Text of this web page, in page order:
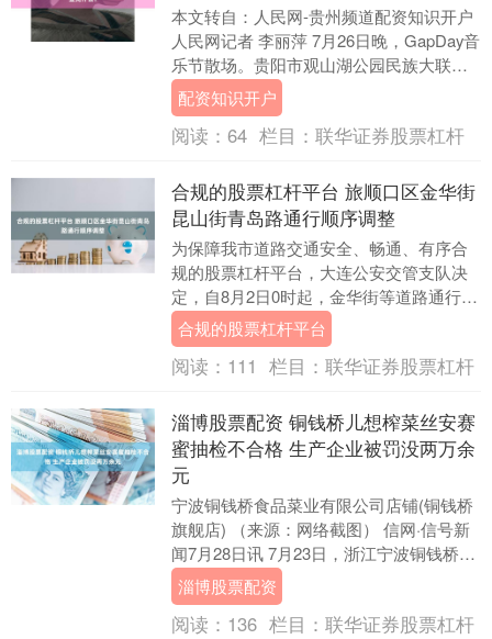
本文转自：人民网-贵州频道配资知识开户
人民网记者 李丽萍 7月26日晚，GapDay音
乐节散场。贵阳市观山湖公园民族大联欢
广场上人群退去，路边的灯火还亮着，
摊....
配资知识开户
阅读： 64 栏目： 联华证券股票杠杆
合规的股票杠杆平台 旅顺口区金华街
昆山街青岛路通行顺序调整
为保障我市道路交通安全、畅通、有序合
规的股票杠杆平台，大连公安交管支队决
定，自8月2日0时起，金华街等道路通行顺
序开始调整。 金华街的保利西海岸小区北
门至滨港路....
合规的股票杠杆平台
阅读： 111 栏目： 联华证券股票杠杆
淄博股票配资 铜钱桥儿想榨菜丝安赛
蜜抽检不合格 生产企业被罚没两万余
元
宁波铜钱桥食品菜业有限公司店铺(铜钱桥
旗舰店) （来源：网络截图） 信网·信号新
闻7月28日讯 7月23日，浙江宁波铜钱桥食
品菜业有限公司因生产的铜钱桥儿想榨
菜....
淄博股票配资
阅读： 136 栏目： 联华证券股票杠杆